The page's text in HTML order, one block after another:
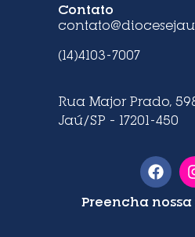
Contato
(14)4103-7007
Rua Major Prado,
Jaú/SP – 17201-450
Preencha